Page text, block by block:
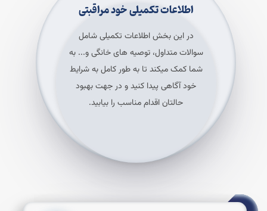
اطلاعات تکمیلی خود مراقبتی
در این بخش اطلاعات تکمیلی شامل
سوالات متداول، توصیه های خانگی و... به
شما کمک میکند تا به طور کامل به شرایط
خود آگاهی پیدا کنید و در جهت بهبود
حالتان اقدام مناسب را بیابید.